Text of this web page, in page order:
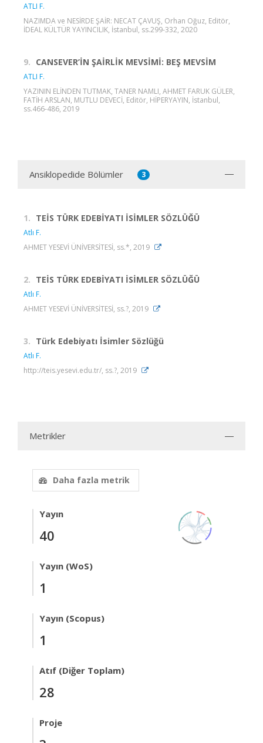
ATLI F.
NAZIMDA ve NESİRDE ŞAİR: NECAT ÇAVUŞ, Orhan Oğuz, Editör,
İDEAL KÜLTÜR YAYINCILIK, İstanbul, ss.299-332, 2020
9. CANSEVER’İN ŞAİRLİK MEVSİMİ: BEŞ MEVSİM
ATLI F.
YAZININ ELİNDEN TUTMAK, TANER NAMLI, AHMET FARUK GÜLER,
FATİH ARSLAN, MUTLU DEVECİ, Editör, HİPERYAYIN, İstanbul,
ss.466-486, 2019
Ansiklopedide Bölümler 3
1. TEİS TÜRK EDEBİYATI İSİMLER SÖZLÜĞÜ
Atlı F.
AHMET YESEVİ ÜNİVERSİTESİ, ss.*, 2019
2. TEİS TÜRK EDEBİYATI İSİMLER SÖZLÜĞÜ
Atlı F.
AHMET YESEVİ ÜNİVERSİTESİ, ss.?, 2019
3. Türk Edebiyatı İsimler Sözlüğü
Atlı F.
http://teis.yesevi.edu.tr/, ss.?, 2019
Metrikler
Daha fazla metrik
Yayın
40
Yayın (WoS)
1
Yayın (Scopus)
1
Atıf (Diğer Toplam)
28
Proje